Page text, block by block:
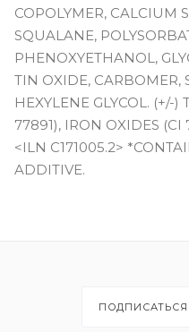
COPOLYMER, CALCIUM
SQUALANE,
PHENOXYETHANOL,
TIN OXIDE, CARBOMER,
HEXYLENE GLYCOL. (+/-
77891), IRON OXIDES
<ILN C171005.2>
ADDITIVE.